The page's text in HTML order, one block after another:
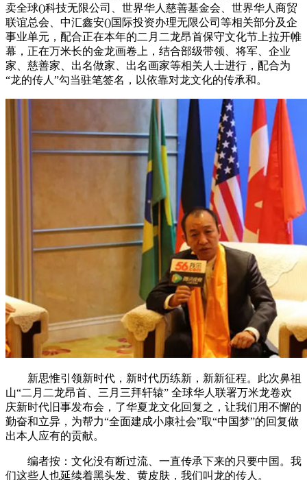
卖全球()科技无限公司、世界华人慈善基金会、世界华人商贸
联谊总会、中汇鑫安()国际投资办理无限公司等相关部分及企
事业单元，配合正在本年的二月二龙昂首保守文化节上拉开帷
幕，正在万米长的金龙画卷上，结合部级带领、将军、企业
家、慈善家、出名做家、出名画家等相关人士进行，配合为
“龙的传人”勾当驻笔签名，以依靠对龙文化的传承和。
新思惟引领新时代，新时代历练新，新新征程。此次鼻祖
山“二月二龙昂首、三月三拜轩辕” 全球华人联署万米龙卷欢
庆新时代旧事发布会，了华夏龙文化回复之，让我们用不懈的
勤奋和立异，为帮力“全面建成小康社会”取“中国梦”的回复做
出本人应有的贡献。
编者按：文化没有断过流、一直传承下来的只要中国。我
们这些人也延续着黑头发、黄皮肤，我们叫龙的传人。